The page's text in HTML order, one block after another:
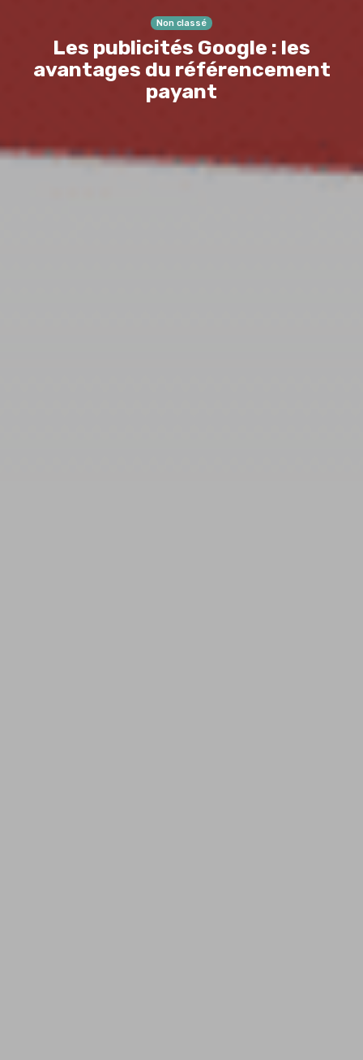
Non classé
Les publicités Google : les
avantages du référencement
payant